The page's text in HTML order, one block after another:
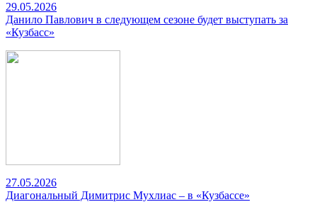
29.05.2026
Данило Павлович в следующем сезоне будет выступать за
«Кузбасс»
27.05.2026
Диагональный Димитрис Мухлиас – в «Кузбассе»